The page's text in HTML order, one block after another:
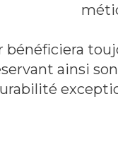
bénéficiera
ainsi